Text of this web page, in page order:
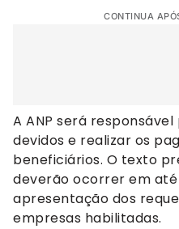
CONTINUA
A ANP será
devidos e realizar os
beneficiários. O texto
deverão ocorrer em até
apresentação dos
empresas habilitadas.